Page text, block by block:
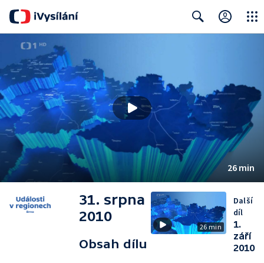
26 min
31. srpna
2010
Obsah dílu
26 min
Další
díl
1.
září
2010